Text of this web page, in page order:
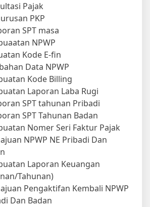
Pajak
PKP
SPT masa
NPWP
Kode E-fin
Data NPWP
Kode Billing
Laporan Laba Rugi
SPT tahunan Pribadi
SPT Tahunan Badan
Nomer Seri Faktur Pajak
NPWP NE Pribadi Dan
Laporan Keuangan
Tahunan)
Pengaktifan Kembali NPWP
Dan Badan